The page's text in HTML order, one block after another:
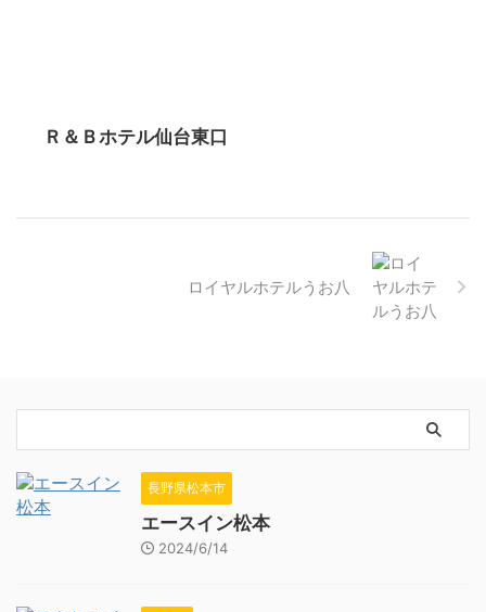
Ｒ＆Ｂホテル仙台東口
ロイヤルホテルうお八
長野県松本市
エースイン松本
2024/6/14